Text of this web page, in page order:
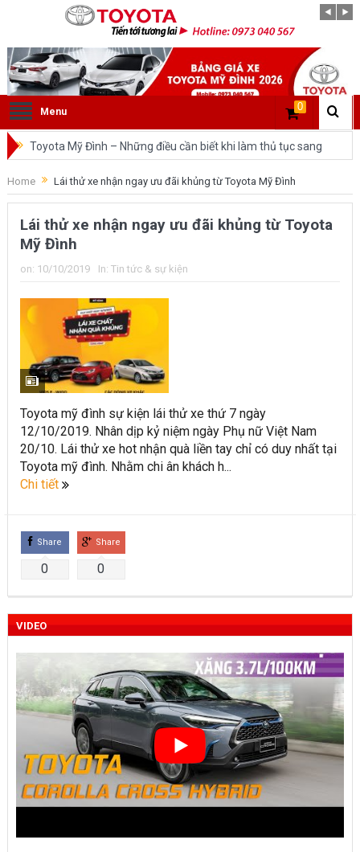
Menu 0
Toyota Mỹ Đình – Những điều cần biết khi làm thủ tục sang
tên ô tô trong cùng tỉnh.
So sánh Toyota Veloz Cross và Toyota Innova: Nên chọn xe
nào?
Đánh giá tổng quan về xe Toyota Veloz Cross 2022 HOT
Những dòng xe của Toyota đang chiếm lĩnh tại thị trường
Việt Nam?
Toyota Việt Nam chính thức ra mắt Toyota Fortuner 2022 và
Land cruiser 2022 phiên bản mới
Toyota Raize phân khúc SUV cỡ nhỏ mới hứa hẹn nhiều đột
phá
“Bật mí” những thay đổi của Toyota Land Cruiser 2021 vừa
Những dòng xe Toyota đang phổ biến nhất trên thị trường
khúc C – SUV?
Những thay đổi trên dòng xe Vios 2022
Home Lái thử xe nhận ngay ưu đãi khủng từ Toyota Mỹ Đình
Lái thử xe nhận ngay ưu đãi khủng từ Toyota
Mỹ Đình
on: 10/10/2019 In: Tin tức & sự kiện
Toyota mỹ đình sự kiện lái thử xe thứ 7 ngày
12/10/2019. Nhân dịp kỷ niệm ngày Phụ nữ Việt Nam
20/10. Lái thử xe hot nhận quà liền tay chỉ có duy nhất tại
Toyota mỹ đình. Nhằm chi ân khách h...
Chi tiết
Share
0
Share
0
VIDEO